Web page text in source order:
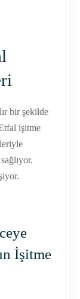
bir şekilde
işitme
İşitme